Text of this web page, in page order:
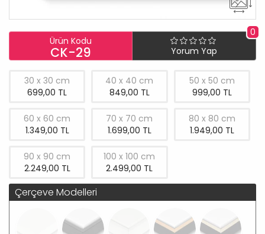
Ürün Kodu
CK-29
0
Yorum Yap
30 x 30 cm
699,00 TL
40 x 40 cm
849,00 TL
50 x 50 cm
999,00 TL
60 x 60 cm
1.349,00 TL
70 x 70 cm
1.699,00 TL
80 x 80 cm
1.949,00 TL
90 x 90 cm
2.249,00 TL
100 x 100 cm
2.499,00 TL
Çerçeve Modelleri